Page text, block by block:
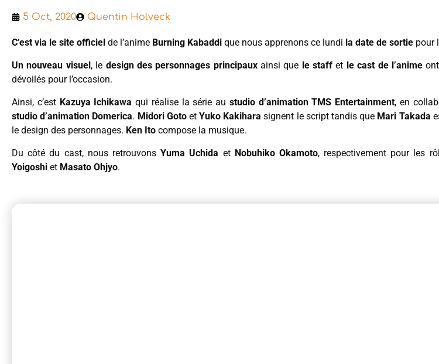
5 Oct, 2020 Quentin Holveck
C’est via le site officiel de l’anime Burning Kabaddi que nous apprenons ce lundi la date de sortie pour
Un nouveau visuel, le design des personnages principauxainsi que le staff et le cast de l’animeont
dévoilés pour l’occasion.
Ainsi, c’est Kazuya Ichikawa qui réalise la série au studio d’animation TMS Entertainment, en
studio d’animation Domerica. Midori GotoetYuko Kakihara signent le script tandis que Mari Takada
le design des personnages. Ken Ito compose la musique.
Du côté du cast, nous retrouvonsYuma Uchida et Nobuhiko Okamoto, respectivement pour les
Yoigoshi et Masato Ohjyo.